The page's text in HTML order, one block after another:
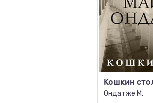
Кошкин
Ондатже М.